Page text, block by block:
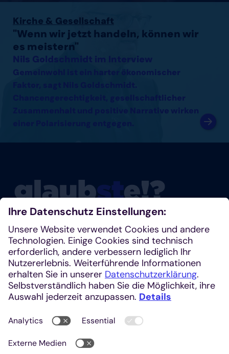
Kirche & Gesellschaft
"Wenn wir jetzt handeln, können wir
es meistern"
Nils Goldschmidt im Interview
Gemeinwohl ist ein harter ökonomischer
Chancengerechtigkeit, gesellschaftlicher
Zusammenhalt und positive Narrative wirken
einer Polarisierung entgegen.
Glaubste nicht? Dann schau mal rein!
Klosterplatz 7, 52062 Aachen
+49 241 1685-242 (Redaktion)
kirchenzeitung@einhardverlag.de